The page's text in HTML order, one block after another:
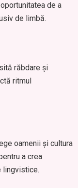
de a
de limbă.
răbdare și
ritmul
oamenii și cultura
a crea
lingvistice.